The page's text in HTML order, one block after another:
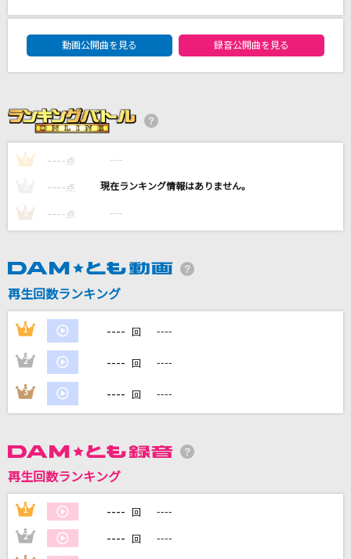
[生音]ガリレオは恋をする
このままで
あなた
宇多田ヒカル
ブリキノダンス
日向電工
中島みゆき
カラオケ最新情報をチェック！
DAMに会員登録・ログインして
カラオケをもっと楽しもう！
DAM★ともボーカルエントリーランキング
動画公開曲を見る
録音公開曲を見る
1 ---- 点 ----
---- 点 ----
3 ---- 点 ----
再生回数ランキング
1 ---- 回 ----
2 ---- 回 ----
3 ---- 回 ----
再生回数ランキング
1 ---- 回 ----
2 ---- 回 ----